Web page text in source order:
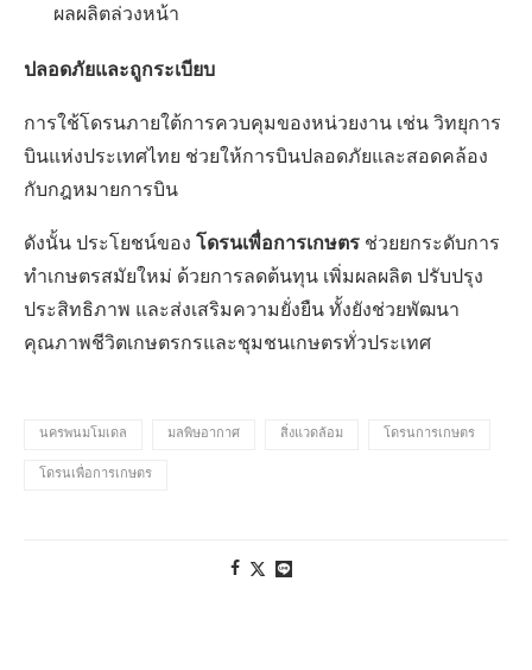
ผลผลิตล่วงหน้า
ปลอดภัยและถูกระเบียบ
การใช้โดรนภายใต้การควบคุมของหน่วยงาน เช่น วิทยุการ
บินแห่งประเทศไทย ช่วยให้การบินปลอดภัยและสอดคล้อง
กับกฎหมายการบิน
ดังนั้น ประโยชน์ของ โดรนเพื่อการเกษตร ช่วยยกระดับการ
ทำเกษตรสมัยใหม่ ด้วยการลดต้นทุน เพิ่มผลผลิต ปรับปรุง
ประสิทธิภาพ และส่งเสริมความยั่งยืน ทั้งยังช่วยพัฒนา
คุณภาพชีวิตเกษตรกรและชุมชนเกษตรทั่วประเทศ
นครพนมโมเดล มลพิษอากาศ สิ่งแวดล้อม โดรนการเกษตร
โดรนเพื่อการเกษตร